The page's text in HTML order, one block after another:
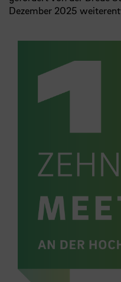
Dezember 2025